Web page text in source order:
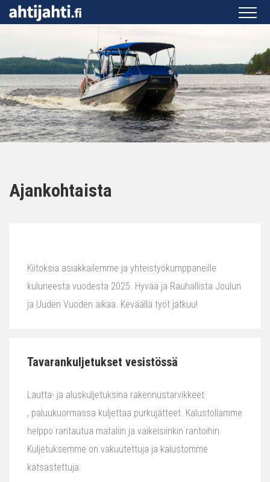
Ajankohtaista
Kiitoksia asiakkailemme ja yhteistyökumppaneille
kuluneesta vuodesta 2025. Hyvää ja Rauhallista Joulun
ja Uuden Vuoden aikaa. Keväällä työt jatkuu!
Tavarankuljetukset vesistössä
Lautta- ja aluskuljetuksina rakennustarvikkeet
, paluukuormassa kuljettaa purkujätteet. Kalustollamme
helppo rantautua mataliin ja vaikeisiinkin rantoihin.
Kuljetuksemme on vakuutettuja ja kalustomme
katsastettuja.